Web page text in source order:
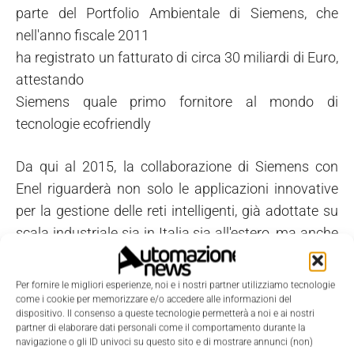
Per fornire le migliori esperienze, noi e i nostri partner utilizziamo tecnologie
come i cookie per memorizzare e/o accedere alle informazioni del
dispositivo. Il consenso a queste tecnologie permetterà a noi e ai nostri
partner di elaborare dati personali come il comportamento durante la
navigazione o gli ID univoci su questo sito e di mostrare annunci (non)
parte del Portfolio Ambientale di Siemens, che
nell'anno fiscale 2011
ha registrato un fatturato di circa 30 miliardi di Euro,
attestando
Siemens quale primo fornitore al mondo di
tecnologie ecofriendly
Da qui al 2015, la collaborazione di Siemens con
Enel riguarderà non solo le applicazioni innovative
per la gestione delle reti intelligenti, già adottate su
scala industriale sia in Italia sia all'estero, ma anche
attività di ricerca realizzata in Italia per lo sviluppo di
soluzioni pionieristiche, che consentiranno al nostro
sistema elettrico di aumentare il gap tecnologico
che già oggi lo differenzia su scala mondiale.